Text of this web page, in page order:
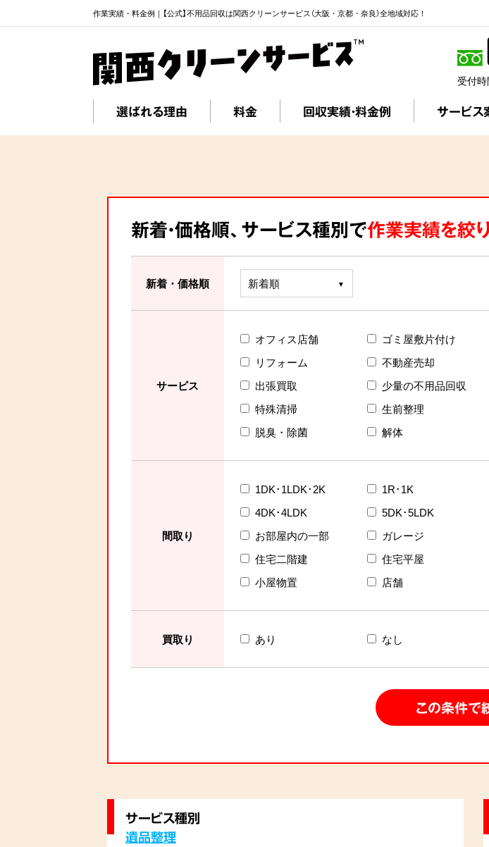
作業実績・料金例｜【公式】不用品回収は関西クリーンサービス（大阪・京都・奈良）全地域対応！
受付
選ばれる理由 料金 回収実績・料金例 サービス
新着・価格順、サービス種別で作業実績を絞
新着・価格順
サービス
オフィス店舗 ゴミ屋敷片付け
リフォーム
不動産売却
出張買取
少量の不用品回収
特殊清掃
生前整理
脱臭・除菌
解体
間取り
1DK･1LDK･2K 1R･1K
4DK･4LDK
5DK･5LDK
お部屋内の一部
ガレージ
住宅二階建
住宅平屋
小屋物置
店舗
買取り あり なし
サービス種別
遺品整理